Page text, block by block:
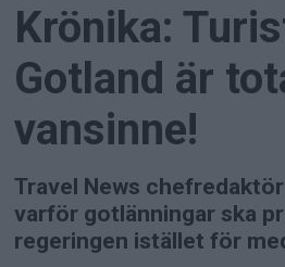
Krönika:
Gotland är
vansinne!
Travel News
varför gotlänningar ska
regeringen istället för